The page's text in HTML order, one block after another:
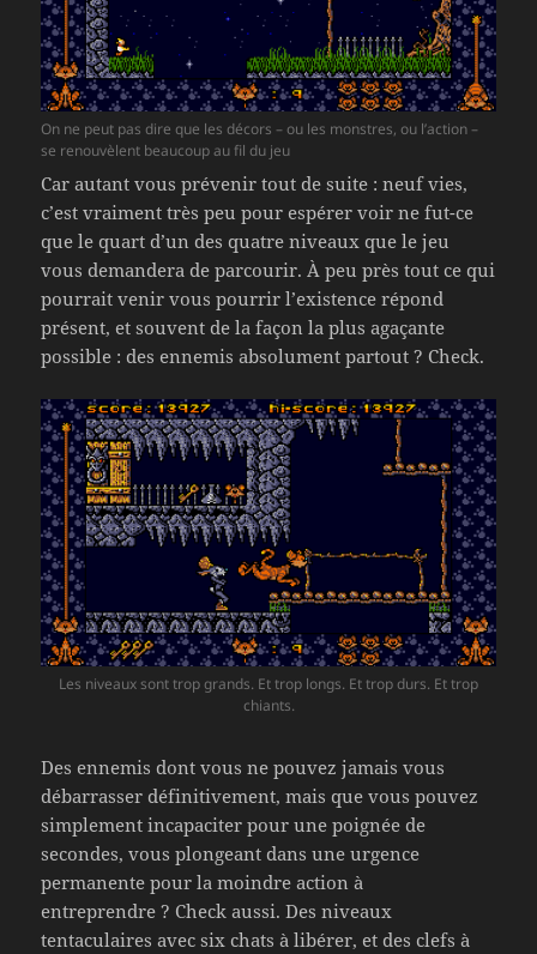
On ne peut pas dire que les décors – ou les monstres, ou l’action –
se renouvèlent beaucoup au fil du jeu
Car autant vous prévenir tout de suite : neuf vies,
c’est vraiment très peu pour espérer voir ne fut-ce
que le quart d’un des quatre niveaux que le jeu
vous demandera de parcourir. À peu près tout ce qui
pourrait venir vous pourrir l’existence répond
présent, et souvent de la façon la plus agaçante
possible : des ennemis absolument partout ? Check.
Les niveaux sont trop grands. Et trop longs. Et trop durs. Et trop
chiants.
Des ennemis dont vous ne pouvez jamais vous
débarrasser définitivement, mais que vous pouvez
simplement incapaciter pour une poignée de
secondes, vous plongeant dans une urgence
permanente pour la moindre action à
entreprendre ? Check aussi. Des niveaux
tentaculaires avec six chats à libérer, et des clefs à